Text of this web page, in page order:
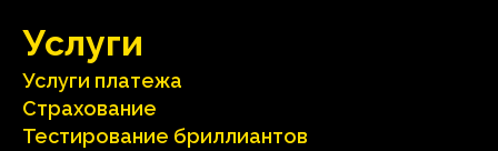
Услуги
Услуги платежа
Страхование
Тестирование бриллиантов